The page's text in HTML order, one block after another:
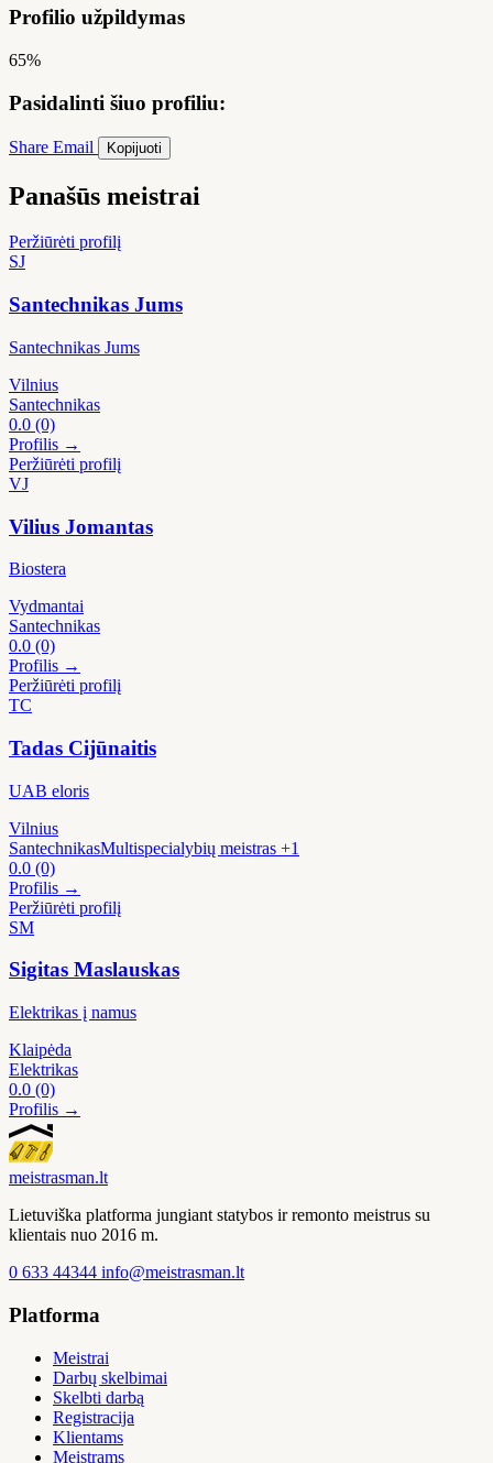
Profilio užpildymas
65%
Pasidalinti šiuo profiliu:
Share Email Kopijuoti
Panašūs meistrai
Peržiūrėti profilį
SJ
Santechnikas Jums
Santechnikas Jums
Vilnius
Santechnikas
0.0 (0)
Profilis →
Peržiūrėti profilį
VJ
Vilius Jomantas
Biostera
Vydmantai
Santechnikas
0.0 (0)
Profilis →
Peržiūrėti profilį
TC
Tadas Cijūnaitis
UAB eloris
Vilnius
SantechnikasMultispecialybių meistras +1
0.0 (0)
Profilis →
Peržiūrėti profilį
SM
Sigitas Maslauskas
Elektrikas į namus
Klaipėda
Elektrikas
0.0 (0)
Profilis →
meistrasman.lt
Lietuviška platforma jungiant statybos ir remonto meistrus su
klientais nuo 2016 m.
0 633 44344 info@meistrasman.lt
Platforma
Meistrai
Darbų skelbimai
Skelbti darbą
Registracija
Klientams
Meistrams